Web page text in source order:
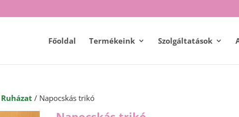
Főoldal Termékeink Szolgáltatások
Ruházat / Napocskás trikó